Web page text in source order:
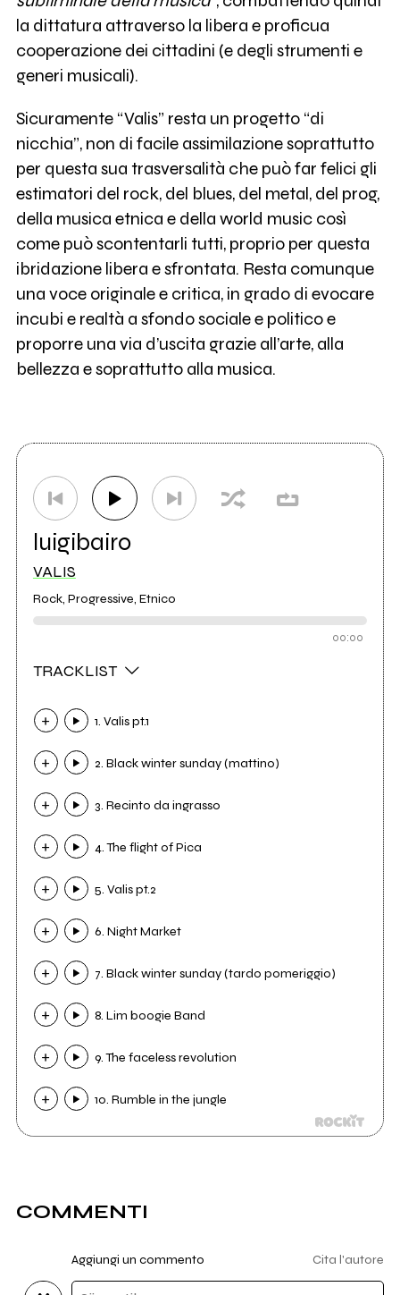
la dittatura attraverso la libera e proficua
cooperazione dei cittadini (e degli strumenti e
generi musicali).
Sicuramente “Valis” resta un progetto “di
nicchia”, non di facile assimilazione soprattutto
per questa sua trasversalità che può far felici gli
estimatori del rock, del blues, del metal, del prog,
della musica etnica e della world music così
come può scontentarli tutti, proprio per questa
ibridazione libera e sfrontata. Resta comunque
una voce originale e critica, in grado di evocare
incubi e realtà a sfondo sociale e politico e
proporre una via d’uscita grazie all’arte, alla
bellezza e soprattutto alla musica.
luigibairo
VALIS
Rock, Progressive, Etnico
00:00
TRACKLIST
1. Valis pt.1
2. Black winter sunday (mattino)
3. Recinto da ingrasso
4. The flight of Pica
5. Valis pt.2
6. Night Market
7. Black winter sunday (tardo pomeriggio)
8. Lim boogie Band
9. The faceless revolution
10. Rumble in the jungle
COMMENTI
Aggiungi un commento Cita l'autore